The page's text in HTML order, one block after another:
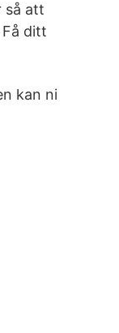
så att
ditt
kan ni